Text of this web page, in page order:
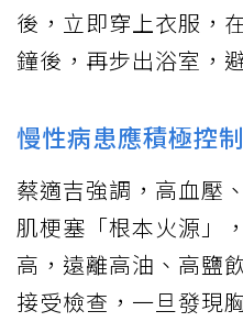
後，立即穿上衣服，
鐘後，再步出浴室，
慢性病患應積極控
蔡適吉強調，高血壓
肌梗塞「根本火源」
高，遠離高油、高鹽
接受檢查，一旦發現